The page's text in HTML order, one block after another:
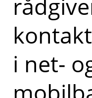
i net-